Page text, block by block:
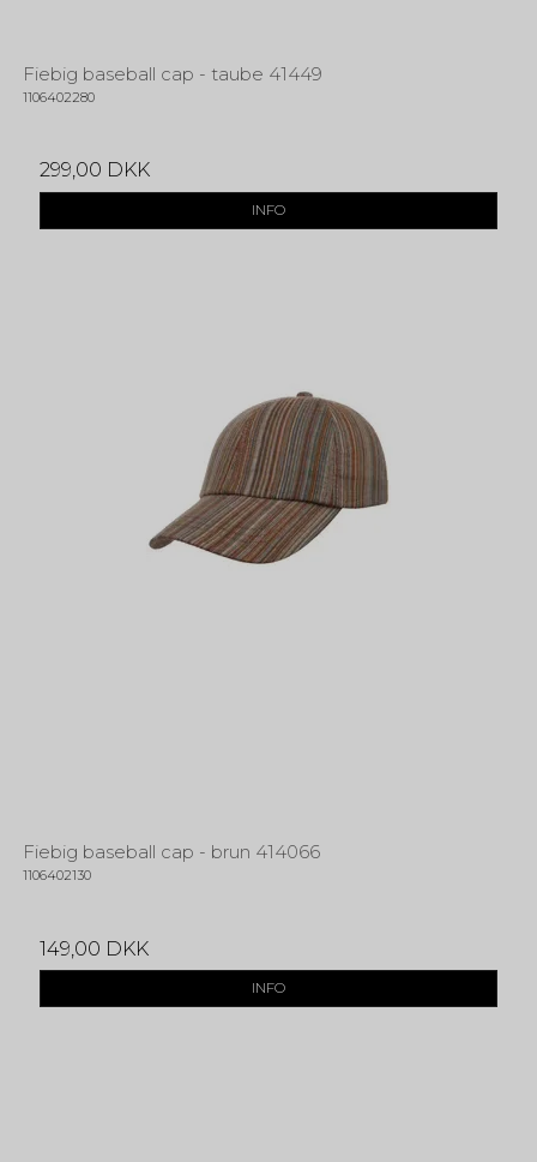
Fiebig baseball cap - taube 41449
1106402280
299,00 DKK
INFO
Fiebig baseball cap - brun 414066
1106402130
149,00 DKK
INFO